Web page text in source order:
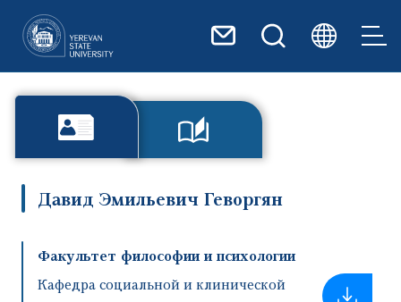
Давид Эмильевич Геворгян
Факультет философии и психологии
Кафедра социальной и клинической